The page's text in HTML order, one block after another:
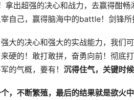
拿出超强的决心和战力，去赢得酣
自己，赢得脑海中的battle！剑锋所
大的决心和强大的实战能力，我们
硬的！敢打敢拼，奋勇向前！彻底
的气概，要有！ 沉得住气，关键时
，不断繁殖，最后的结果就是欲火